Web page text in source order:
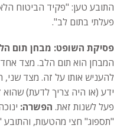
התובע טען: "פקיד הביטוח
פעלתי בתום לב".
פסיקת השופט: מבחן תום
המבחן הוא תום הלב. מצד
להעניש אותו על זה. מצד שני,
ידע (או היה צריך לדעת)
פעל לשנות זאת. הפשרה:
"תספוג" חצי מהטעות, והתובע